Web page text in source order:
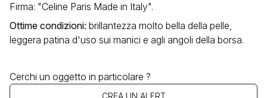
Firma: "Celine Paris Made in Italy".
Ottime condizioni: brillantezza molto bella della pelle,
leggera patina d'uso sui manici e agli angoli della borsa.
Cerchi un oggetto in particolare ?